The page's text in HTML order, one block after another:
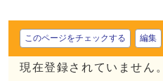
このページをチェックする 編集
現在登録されていません。